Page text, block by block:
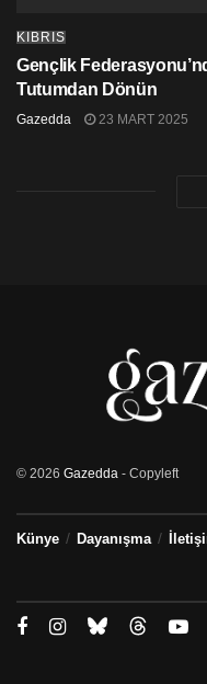
KIBRIS
Gençlik
Tutumdan Dönün
Gazedda 23 MART 2025
© 2026 Gazedda - Copyleft
Künye Dayanışma